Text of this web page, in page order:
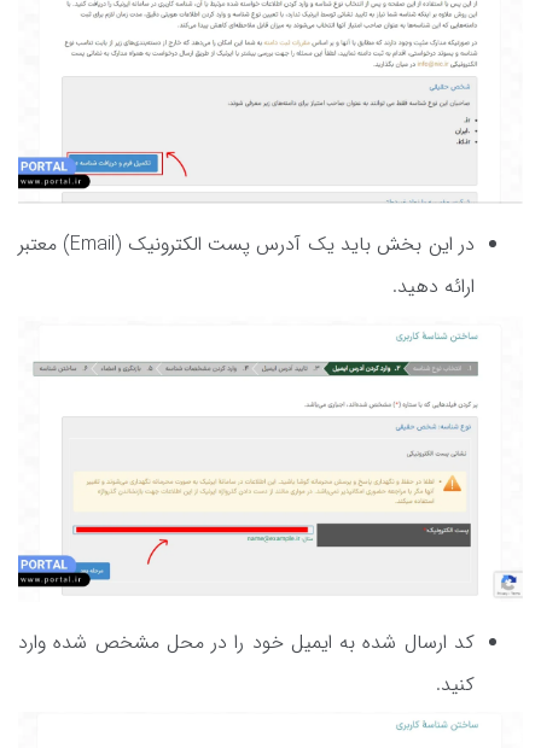
در این بخش باید یک آدرس پست الکترونیک (Email) معتبر
ارائه دهید.
کد ارسال شده به ایمیل خود را در محل مشخص شده وارد
کنید.